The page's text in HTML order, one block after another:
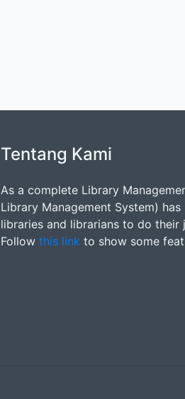
Tentang Kami
As a complete Library
Library Management System)
libraries and librarians to do their
Follow this link to show some